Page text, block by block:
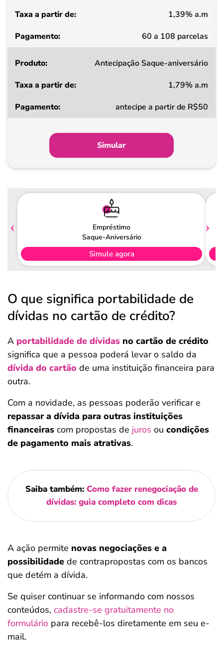
Pagamento
1,39% a.m
60 a 108 parcelas
Antecipação Saque-aniversário
1,79% a.m
antecipe a partir de R$50
Simular
Empréstimo
Saque-Aniversário
Simule agora
O que significa portabilidade de
dívidas no cartão de crédito?
A portabilidade de dívidas no cartão de crédito
significa que a pessoa poderá levar o saldo da
dívida do cartão de uma instituição financeira para
outra.
Com a novidade, as pessoas poderão verificar e
repassar a dívida para outras instituições
financeiras com propostas de juros ou condições
de pagamento mais atrativas.
Saiba também: Como fazer renegociação de
dívidas: guia completo com dicas
A ação permite novas negociações e a
possibilidade de contrapropostas com os bancos
que detém a dívida.
Se quiser continuar se informando com nossos
conteúdos, cadastre-se gratuitamente no
formulário para recebê-los diretamente em seu e-
mail.